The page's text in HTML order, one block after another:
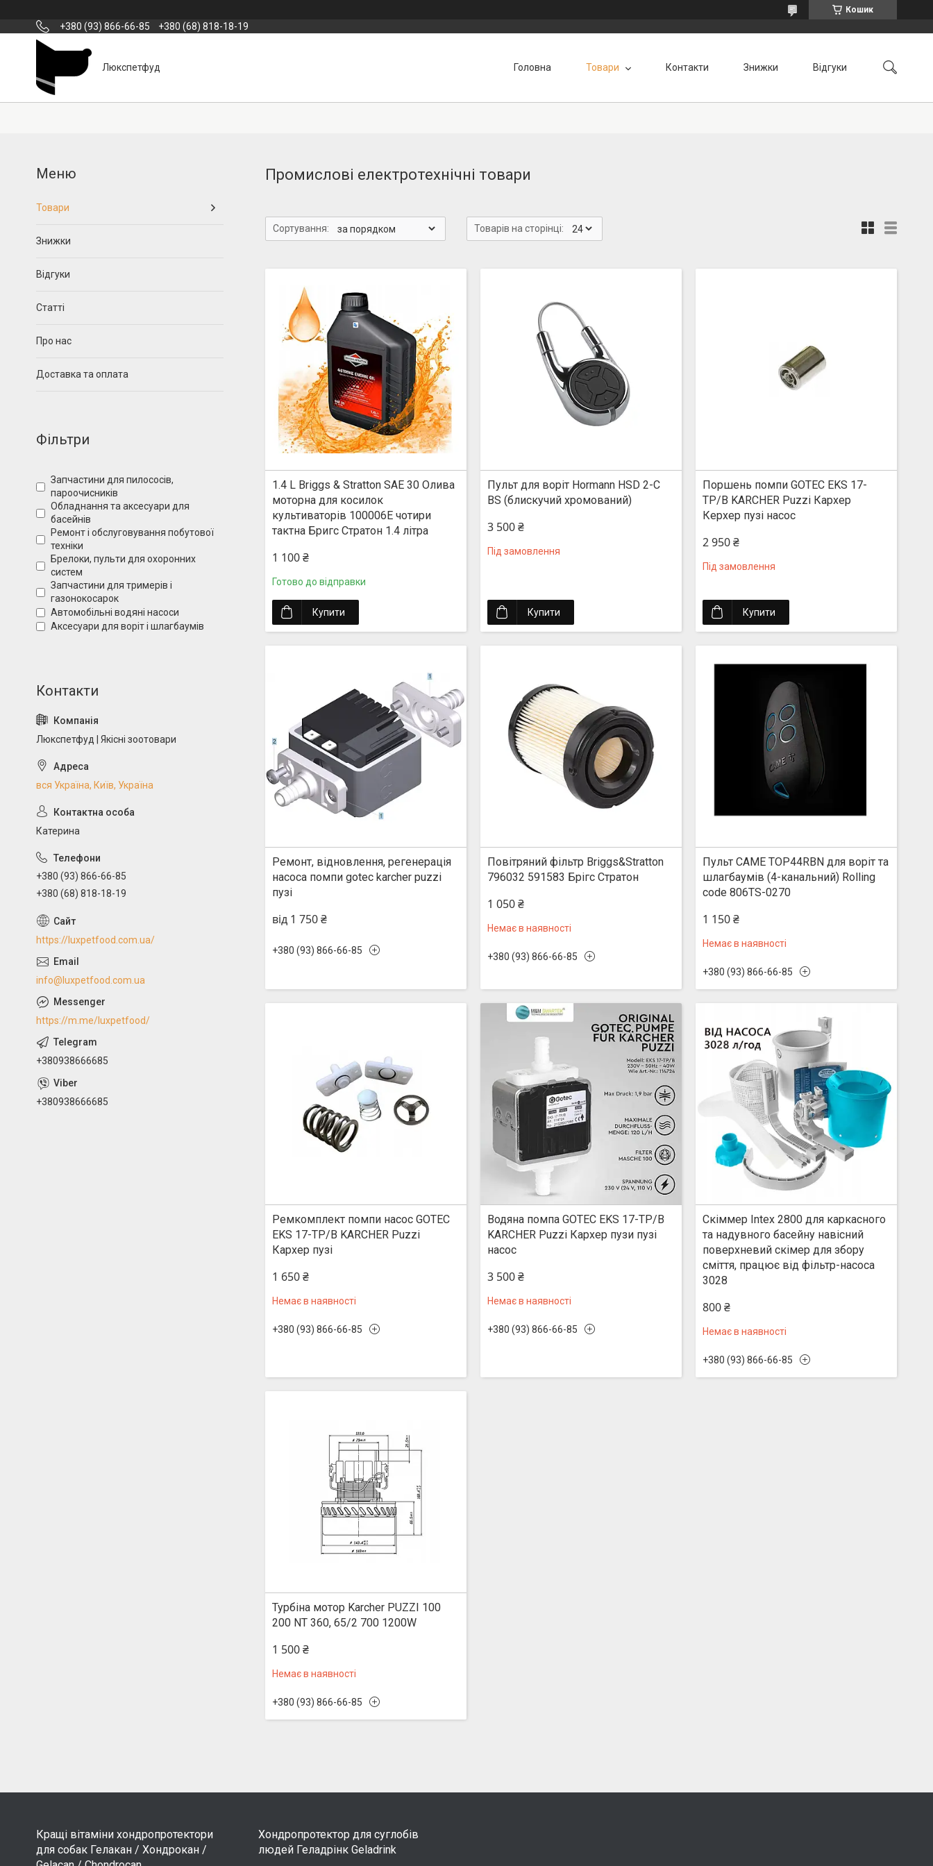
Кошик
+380 (93) 866-66-85 +380 (68) 818-18-19
Люкспетфуд Головна Товари Контакти Знижки Відгуки
Промислові електротехнічні товари
1.4 L Briggs & Stratton SAE 30 Олива
моторна для косилок
культиваторів 100006E чотири
тактна Бригс Стратон 1.4 літра
1 100 ₴
Готово до відправки
Купити
Пульт для воріт Hormann HSD 2-C
BS (блискучий хромований)
3 500 ₴
Під замовлення
Купити
Поршень помпи GOTEC EKS 17-
TP/B KARCHER Puzzi Кархер
Керхер пузі насос
2 950 ₴
Під замовлення
Купити
Ремонт, відновлення, регенерація
насоса помпи gotec karcher puzzi
пузі
від 1 750 ₴
+380 (93) 866-66-85
Повітряний фільтр Briggs&Stratton
796032 591583 Брігс Стратон
1 050 ₴
Немає в наявності
+380 (93) 866-66-85
Пульт CAME TOP44RBN для воріт та
шлагбаумів (4-канальний) Rolling
code 806TS-0270
1 150 ₴
Немає в наявності
+380 (93) 866-66-85
Ремкомплект помпи насос GOTEC
EKS 17-TP/B KARCHER Puzzi
Кархер пузі
1 650 ₴
Немає в наявності
+380 (93) 866-66-85
Водяна помпа GOTEC EKS 17-TP/B
KARCHER Puzzi Кархер пузи пузі
насос
3 500 ₴
Немає в наявності
+380 (93) 866-66-85
Скіммер Intex 2800 для каркасного
та надувного басейну навісний
поверхневий скімер для збору
сміття, працює від фільтр-насоса
3028
800 ₴
Немає в наявності
+380 (93) 866-66-85
Турбіна мотор Karcher PUZZI 100
200 NT 360, 65/2 700 1200W
1 500 ₴
Немає в наявності
+380 (93) 866-66-85
Товари
Знижки
Відгуки
Статті
Про нас
Доставка та оплата
Фільтри
Запчастини для пилососів,
пароочисників
Обладнання та аксесуари для
басейнів
Ремонт і обслуговування побутової
техніки
Брелоки, пульти для охоронних
систем
Запчастини для тримерів і
газонокосарок
Автомобільні водяні насоси
Аксесуари для воріт і шлагбаумів
Люкспетфуд | Якісні зоотовари
вся Україна, Київ, Україна
Катерина
+380 (93) 866-66-85
+380 (68) 818-18-19
https://luxpetfood.com.ua/
info@luxpetfood.com.ua
https://m.me/luxpetfood/
+380938666685
+380938666685
Кращі вітаміни хондропротектори
для собак Гелакан / Хондрокан /
Хондропротектор для суглобів
людей Геладрінк Geladrink